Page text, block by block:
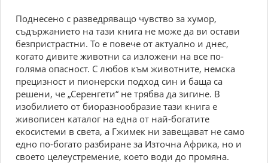
Поднесено с разведряващо чувство за хумор,
съдържанието на тази книга не може да ви остави
безпристрастни. То е повече от актуално и днес,
когато дивите животни са изложени на все по-
голяма опасност. С любов към животните, немска
прецизност и пионерски подход син и баща са
решени, че „Серенгети“ не трябва да зигине. В
изобилието от биоразнообразие тази книга е
живописен каталог на една от най-богатите
екосистеми в света, а Гжимек ни завещават не само
едно по-богато разбиране за Източна Африка, но и
своето целеустремение, което води до промяна.